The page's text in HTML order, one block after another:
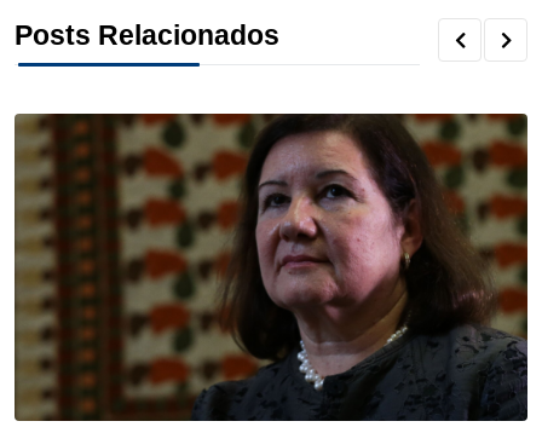
k n s
t
p
Posts Relacionados